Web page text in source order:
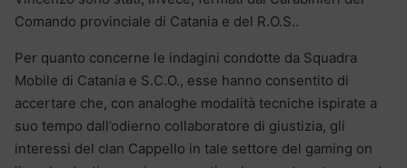
Comando provinciale di Catania e del R.O.S..
Per quanto concerne le indagini condotte da Squadra
Mobile di Catania e S.C.O., esse hanno consentito di
accertare che, con analoghe modalità tecniche ispirate a
suo tempo dall’odierno collaboratore di giustizia, gli
interessi del clan Cappello in tale settore del gaming on